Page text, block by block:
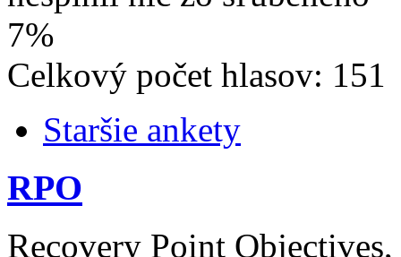
7%
Celkový počet hlasov: 151
Staršie ankety
RPO
Recovery Point